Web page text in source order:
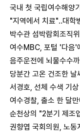
국내 첫 국립여수해양
"지역에서 치료"‥대학
박수관 섬박람회조직
여수MBC, 포털 '다음'
음주운전에 뇌물수수
당분간 고온 건조한 날
서경호, 선체 수색 기
여수경찰, 출소 한 달
순천상의 "2분기 제조
권향엽 국회의원, 노동